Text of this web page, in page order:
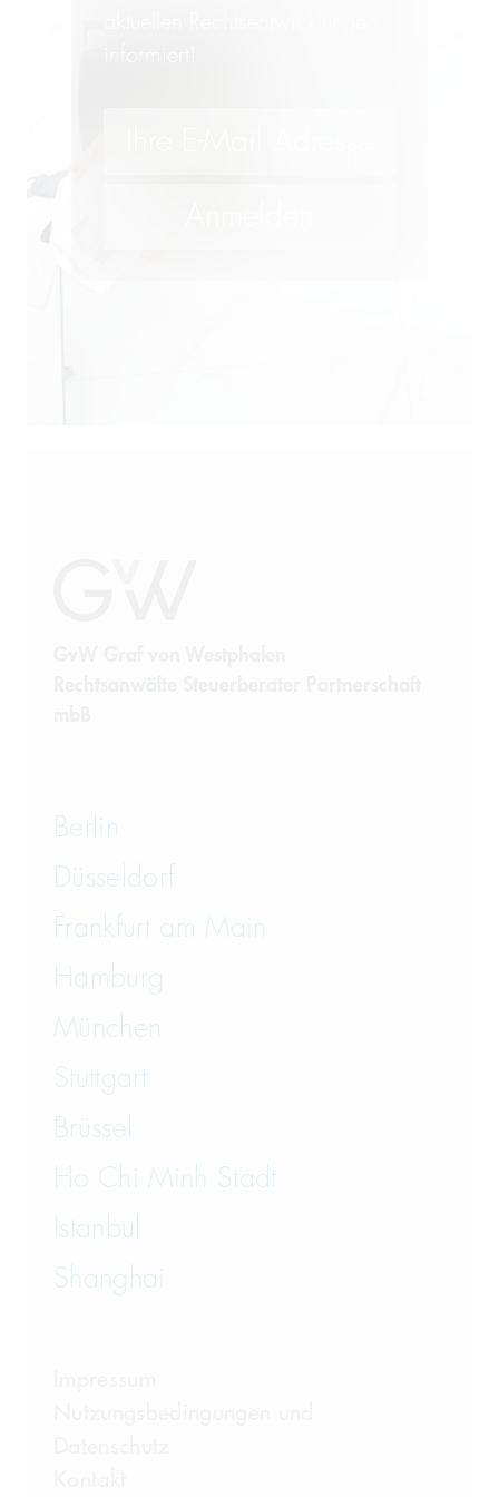
Berlin
Düsseldorf
Frankfurt am Main
Hamburg
München
Stuttgart
Brüssel
Ho Chi Minh Stadt
Istanbul
Shanghai